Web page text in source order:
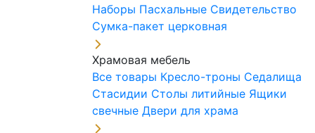
Наборы Пасхальные Свидетельство
Сумка-пакет церковная
Храмовая мебель
Все товары Кресло-троны Седалища
Стасидии Столы литийные Ящики
свечные Двери для храма